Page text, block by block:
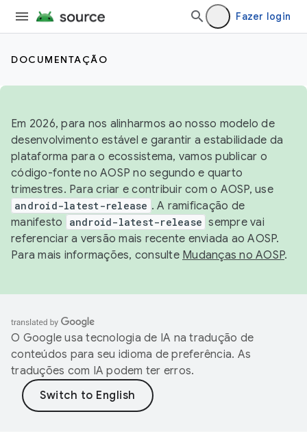
Fazer login
DOCUMENTAÇÃO
Em 2026, para nos alinharmos ao nosso modelo de
desenvolvimento estável e garantir a estabilidade da
plataforma para o ecossistema, vamos publicar o
código-fonte no AOSP no segundo e quarto
trimestres. Para criar e contribuir com o AOSP, use
android-latest-release . A ramificação de
manifesto
android-latest-release sempre vai
referenciar a versão mais recente enviada ao AOSP.
Para mais informações, consulte Mudanças no AOSP.
O Google usa tecnologia de IA na tradução de
conteúdos para seu idioma de preferência. As
traduções com IA podem ter erros.